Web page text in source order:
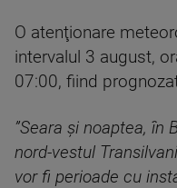
O atenţionare
intervalul 3 august,
07:00, fiind
”Seara şi noaptea, în
nord-vestul
vor fi perioade cu